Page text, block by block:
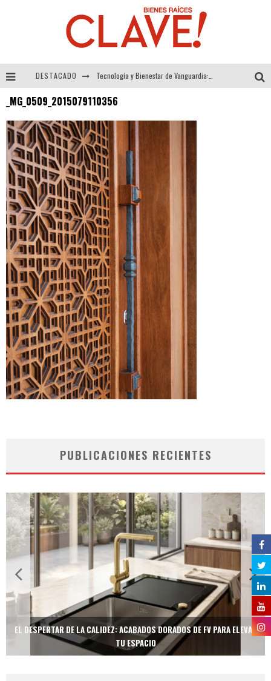
DESTACADO
_MG_0509_2015079110356
PUBLICACIONES RECIENTES
EL DESPERTAR DE LA CALIDEZ: ACABADOS DORADOS DE FV PARA ELEVAR
TU ESPACIO